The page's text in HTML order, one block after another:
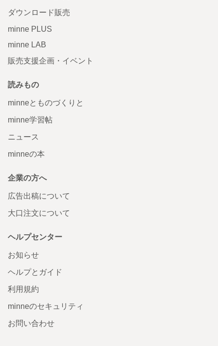
ダウンロード販売
minne PLUS
minne LAB
販売支援企画・イベント
読みもの
minneとものづくりと
minne学習帖
ニュース
minneの本
企業の方へ
広告出稿について
大口注文について
ヘルプセンター
お知らせ
ヘルプとガイド
利用規約
minneのセキュリティ
お問い合わせ